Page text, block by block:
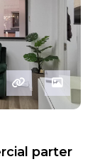
parter